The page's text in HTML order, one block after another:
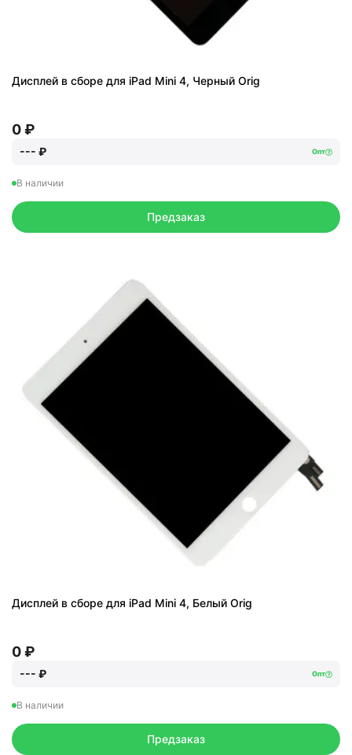
Дисплей в сборе для iPad Mini 4, Черный Orig
0 ₽
--- ₽ Опт
В наличии
Предзаказ
Дисплей в сборе для iPad Mini 4, Белый Orig
0 ₽
--- ₽ Опт
В наличии
Предзаказ